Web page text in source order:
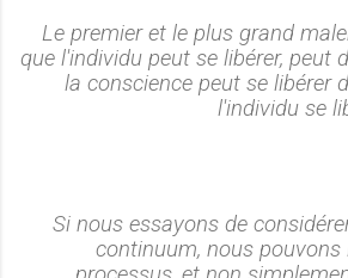
Le premier et le plus grand
que l'individu peut se libérer, peut
la conscience peut se libérer
l'individu se
Si nous essayons de
continuum, nous